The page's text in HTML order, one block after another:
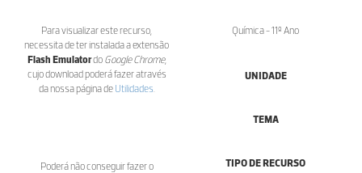
Para visualizar este recurso,
necessita de ter instalada a extensão
Flash Emulatordo Google Chrome,
cujo download poderá fazer através
da nossa página de Utilidades
Poderá não conseguir fazer o
Química - 11º Ano
UNIDADE
TEMA
TIPO DE RECURSO